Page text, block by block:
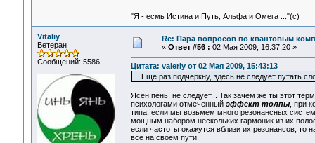
"Я - есмь Истина и Путь, Альфа и Омега ..."(с)
Vitaliy
Ветеран
Сообщений: 5586
Re: Пара вопросов по квантовым
« Ответ #56 : 02 Мая 2009, 16:37:20 »
Цитата: valeriy от 02 Мая 2009, 15:43:13
... Еще раз подчеркну, здесь не следует путать
Ясен пень, не следует... Так зачем же ты этот
психологами отмеченный эффект толпы, при
типа, если мы возьмем много резонансных
мощным набором нескольких гармоник из их
если частоты окажутся вблизи их резонансов, то
все на своем пути.